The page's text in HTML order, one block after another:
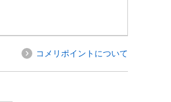
コメリポイントについて